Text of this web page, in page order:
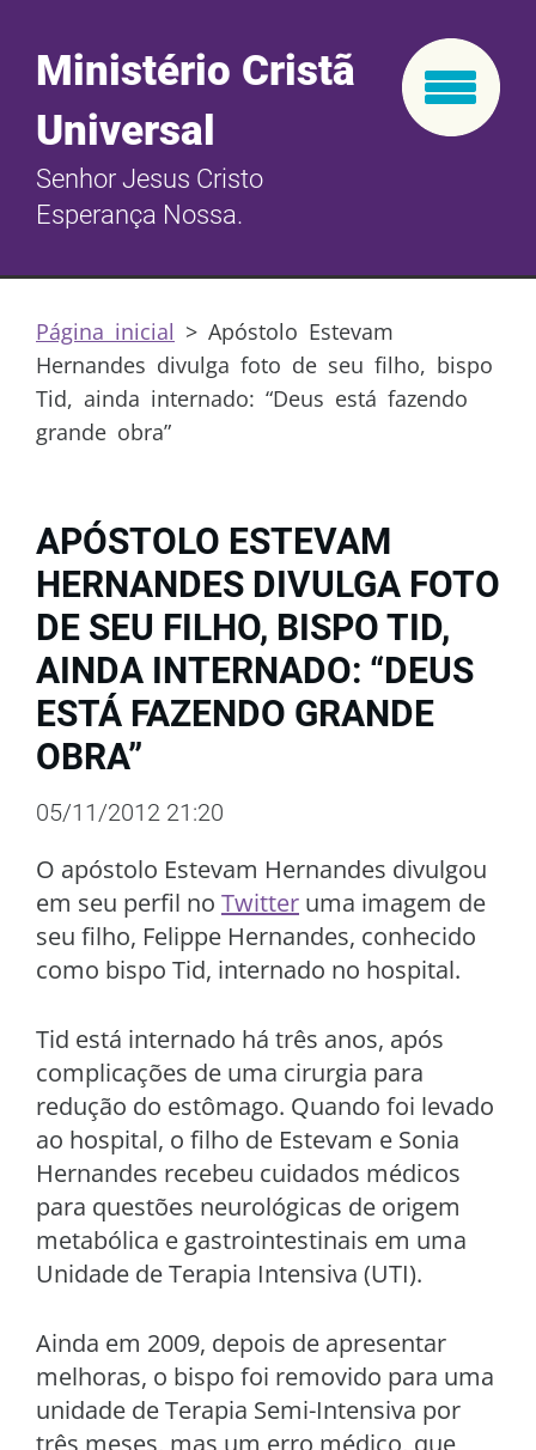
Ministério Cristã
Universal
Senhor Jesus Cristo
Esperança Nossa.
Página inicial > Apóstolo Estevam
Hernandes divulga foto de seu filho, bispo
Tid, ainda internado: “Deus está fazendo
grande obra”
APÓSTOLO ESTEVAM
HERNANDES DIVULGA FOTO
DE SEU FILHO, BISPO TID,
AINDA INTERNADO: “DEUS
ESTÁ FAZENDO GRANDE
OBRA”
05/11/2012 21:20
O apóstolo Estevam Hernandes divulgou
em seu perfil no Twitter uma imagem de
seu filho, Felippe Hernandes, conhecido
como bispo Tid, internado no hospital.
Tid está internado há três anos, após
complicações de uma cirurgia para
redução do estômago. Quando foi levado
ao hospital, o filho de Estevam e Sonia
Hernandes recebeu cuidados médicos
para questões neurológicas de origem
metabólica e gastrointestinais em uma
Unidade de Terapia Intensiva (UTI).
Ainda em 2009, depois de apresentar
melhoras, o bispo foi removido para uma
unidade de Terapia Semi-Intensiva por
três meses, mas um erro médico, que